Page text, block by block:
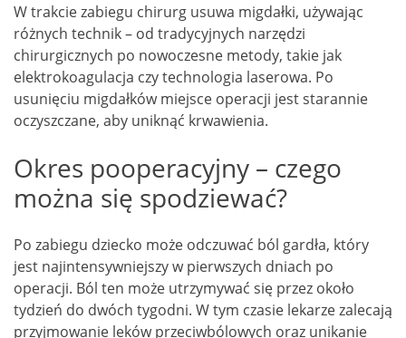
W trakcie zabiegu chirurg usuwa migdałki, używając
różnych technik – od tradycyjnych narzędzi
chirurgicznych po nowoczesne metody, takie jak
elektrokoagulacja czy technologia laserowa. Po
usunięciu migdałków miejsce operacji jest starannie
oczyszczane, aby uniknąć krwawienia.
Okres pooperacyjny – czego
można się spodziewać?
Po zabiegu dziecko może odczuwać ból gardła, który
jest najintensywniejszy w pierwszych dniach po
operacji. Ból ten może utrzymywać się przez około
tydzień do dwóch tygodni. W tym czasie lekarze zalecają
przyjmowanie leków przeciwbólowych oraz unikanie